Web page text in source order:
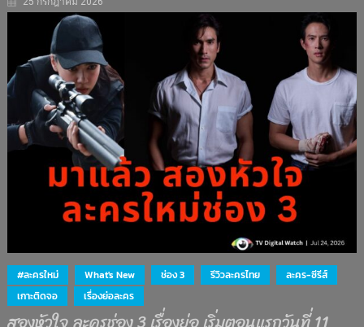
#ละครใหม่ What's New ช่อง 3 รีวิวละครไทย
ละคร-ซีรีส์
เกาะติดจอ
เรื่องย่อละคร